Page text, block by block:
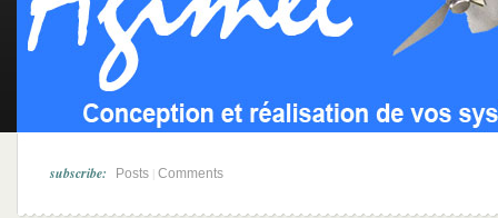
subscribe: Posts Comments